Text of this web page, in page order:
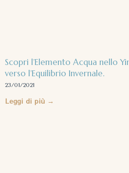
Scopri l’Elemento Acqua nello
verso l’Equilibrio Invernale.
23/01/2021
Leggi di più →